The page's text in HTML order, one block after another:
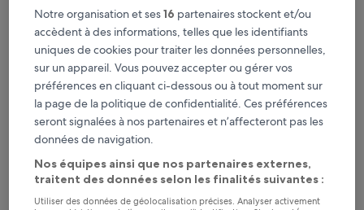
6 août - 7 août
7 août - 8 août
Ce week-end
7 août - 9 août
Le week-end prochain
14 août - 16 août
Porte de l'Isère : où
séjourner ?
Bourgoin-Jallieu : les meilleurs
hôtels
Notre organisation et ses16 partenaires stockent et/ou
accèdent à des informations, telles que les identifiants
uniques de cookies pour traiter les données personnelles,
sur un appareil. Vous pouvez accepter ou gérer vos
préférences en cliquant ci-dessous ou à tout moment sur
la page de la politique de confidentialité. Ces préférences
seront signalées à nos partenaires et n’affecteront pas les
données de navigation.
Nos équipes ainsi que nos partenaires externes,
traitent des données selon les finalités suivantes :
Utiliser des données de géolocalisation précises. Analyser activement